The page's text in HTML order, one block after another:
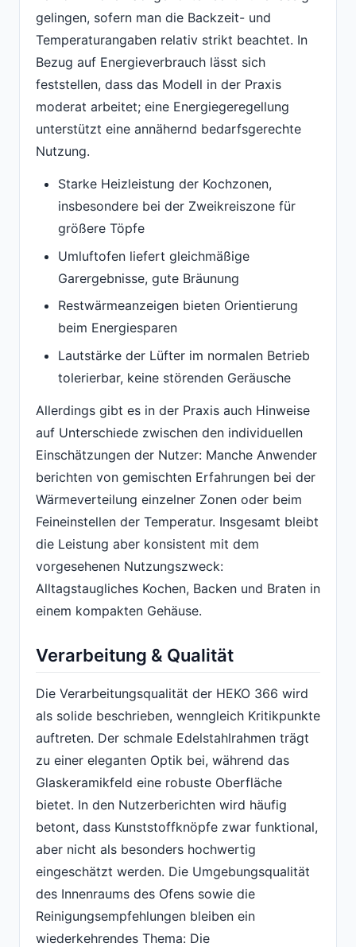
gelingen, sofern man die Backzeit- und
Temperaturangaben relativ strikt beachtet. In
Bezug auf Energieverbrauch lässt sich
feststellen, dass das Modell in der Praxis
moderat arbeitet; eine Energiegeregellung
unterstützt eine annähernd bedarfsgerechte
Nutzung.
Starke Heizleistung der Kochzonen,
insbesondere bei der Zweikreiszone für
größere Töpfe
Umluftofen liefert gleichmäßige
Garergebnisse, gute Bräunung
Restwärmeanzeigen bieten Orientierung
beim Energiesparen
Lautstärke der Lüfter im normalen Betrieb
tolerierbar, keine störenden Geräusche
Allerdings gibt es in der Praxis auch Hinweise
auf Unterschiede zwischen den individuellen
Einschätzungen der Nutzer: Manche Anwender
berichten von gemischten Erfahrungen bei der
Wärmeverteilung einzelner Zonen oder beim
Feineinstellen der Temperatur. Insgesamt bleibt
die Leistung aber konsistent mit dem
vorgesehenen Nutzungszweck:
Alltagstaugliches Kochen, Backen und Braten in
einem kompakten Gehäuse.
Verarbeitung & Qualität
Die Verarbeitungsqualität der HEKO 366 wird
als solide beschrieben, wenngleich Kritikpunkte
auftreten. Der schmale Edelstahlrahmen trägt
zu einer eleganten Optik bei, während das
Glaskeramikfeld eine robuste Oberfläche
bietet. In den Nutzerberichten wird häufig
betont, dass Kunststoffknöpfe zwar funktional,
aber nicht als besonders hochwertig
eingeschätzt werden. Die Umgebungsqualität
des Innenraums des Ofens sowie die
Reinigungsempfehlungen bleiben ein
wiederkehrendes Thema: Die